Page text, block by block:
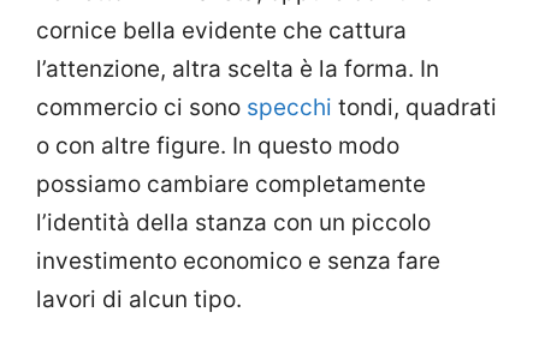
cornice bella evidente che cattura
l’attenzione, altra scelta è la forma. In
commercio ci sono specchi tondi, quadrati
o con altre figure. In questo modo
possiamo cambiare completamente
l’identità della stanza con un piccolo
investimento economico e senza fare
lavori di alcun tipo.